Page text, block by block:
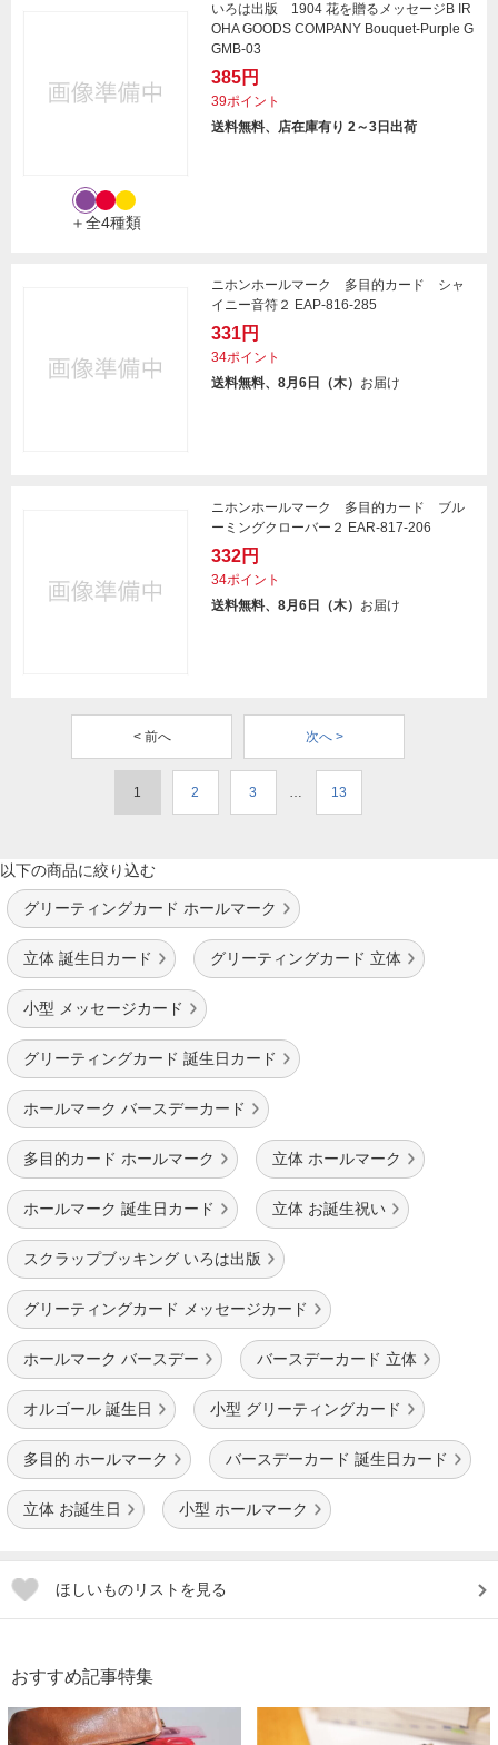
＋全4種類
いろは出版 1904 花を贈るメッセージB IR
OHA GOODS COMPANY Bouquet-Purple G
GMB-03
385円
39ポイント
送料無料、店在庫有り 2～3日出荷
ニホンホールマーク 多目的カード シャ
イニー音符２ EAP-816-285
331円
34ポイント
送料無料、8月6日（木） お届け
ニホンホールマーク 多目的カード ブル
ーミングクローバー２ EAR-817-206
332円
34ポイント
送料無料、8月6日（木） お届け
< 前へ 次へ >
1 2 3 … 13
以下の商品に絞り込む
グリーティングカード ホールマーク
立体 誕生日カード グリーティングカード 立体
小型 メッセージカード
グリーティングカード 誕生日カード
ホールマーク バースデーカード
多目的カード ホールマーク 立体 ホールマーク
ホールマーク 誕生日カード 立体 お誕生祝い
スクラップブッキング いろは出版
グリーティングカード メッセージカード
ホールマーク バースデー バースデーカード 立体
オルゴール 誕生日 小型 グリーティングカード
多目的 ホールマーク バースデーカード 誕生日カード
立体 お誕生日 小型 ホールマーク
ほしいものリストを見る
おすすめ記事特集